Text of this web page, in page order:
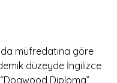
müfredatına göre
düzeyde İngilizce
Diploma”